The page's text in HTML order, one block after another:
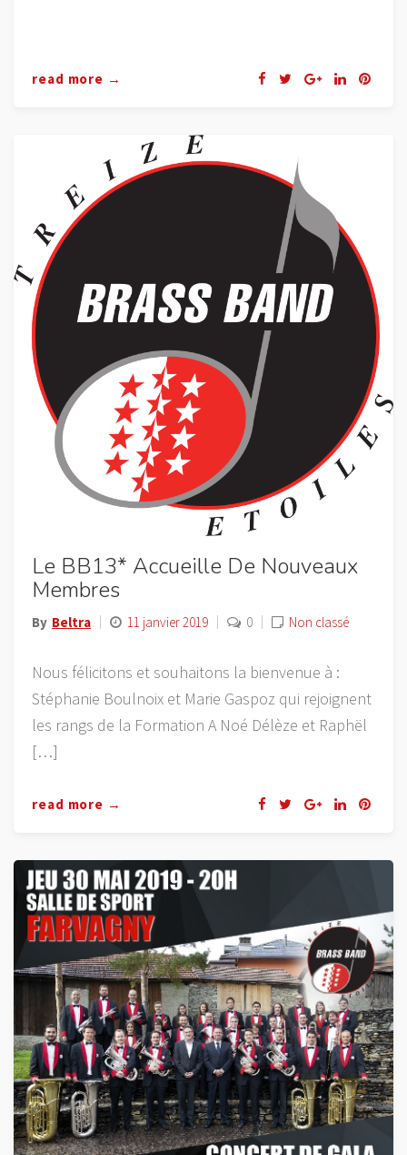
read more →
Le BB13* Accueille De Nouveaux
Membres
By Beltra 11 janvier 2019 0 Non classé
Nous félicitons et souhaitons la bienvenue à :
Stéphanie Boulnoix et Marie Gaspoz qui rejoignent
les rangs de la Formation A Noé Délèze et Raphël
[…]
read more →